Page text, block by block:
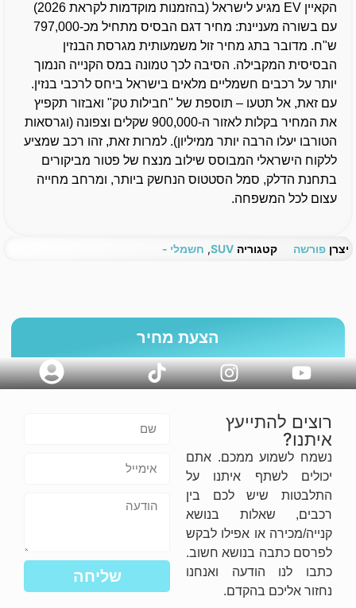
הקאיין EV מגיע לישראל (בהזמנות מוקדמות לקראת 2026)
עם בשורה מעניינת: מחיר דגם הבסיס מתחיל מכ-797,000
ש"ח. מדובר בתג מחיר זול משמעותית מגרסת הבנזין
הבסיסית המקבילה. הסיבה לכך טמונה במס הקנייה הנמוך
יותר על רכבים חשמליים מלאים בישראל ביחס לרכבי בנזין.
עם זאת, אל תטעו – תוספת של "חבילות טק" ואבזור תקפיץ
את המחיר בקלות לאזור ה-900,000 שקלים וצפונה (וגרסאות
הטורבו יעלו הרבה יותר ממיליון). למרות זאת, זהו רכב שמציע
ללקוח הישראלי המבוסס שילוב מנצח של פטור מביקורים
בתחנת הדלק, סמל הסטטוס הנחשק ביותר, ומרחב מחייה
עצום לכל המשפחה.
יצרן פורשה קטגוריה SUV
, חשמלי -
הצעת מחיר
רוצים להתייעץ
איתנו?
נשמח לשמוע ממכם. אתם
יכולים לשתף איתנו על
התלבטות שיש לכם בין
רכבים, שאלות בנושא
קנייה/מכירה או אפילו לבקש
לפרסם כתבה בנושא חשוב.
כתבו לנו הודעה ואנחנו
נחזור אליכם בהקדם.
שליחה